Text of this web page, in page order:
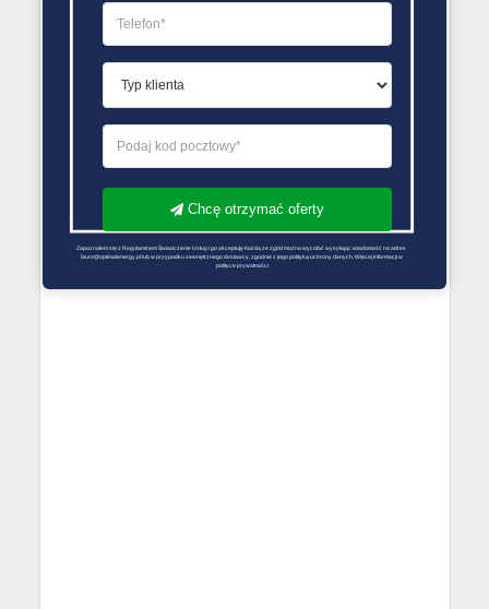
PORÓWNYWARKA OFERT GAZU
Chcę otrzymać oferty
Zapoznałem się z Regulaminem Świadczenie Usług i go akceptuję Każdą ze zgód można wycofać wysyłając wiadomość na adres
biuro@optimalenergy.pl lub w przypadku zewnętrznego dostawcy, zgodnie z jego polityką ochrony danych. Więcej informacji w
polityce prywatności